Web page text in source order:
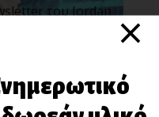
του Jordan ×